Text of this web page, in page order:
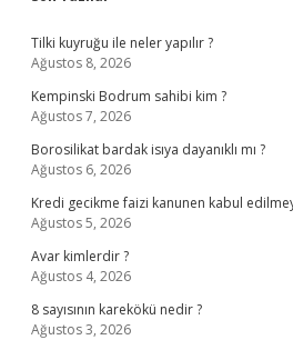
Sidebar
Tilki kuyruğu ile neler yapılır ?
Ağustos 8, 2026
Kempinski Bodrum sahibi kim ?
Ağustos 7, 2026
Borosilikat bardak isıya dayanıklı mı ?
Ağustos 6, 2026
Kredi gecikme faizi kanunen kabul
Ağustos 5, 2026
Avar kimlerdir ?
Ağustos 4, 2026
8 sayısının karekökü nedir ?
Ağustos 3, 2026